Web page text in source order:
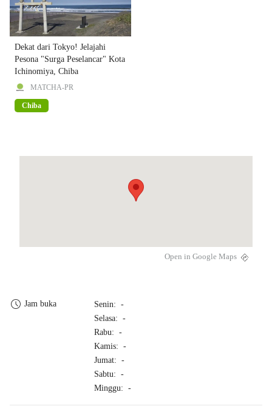
Dekat dari Tokyo! Jelajahi
Pesona "Surga Peselancar" Kota
Ichinomiya, Chiba
MATCHA-PR
Chiba
Open in Google Maps
Jam buka
Senin: -
Selasa: -
Rabu: -
Kamis: -
Jumat: -
Sabtu: -
Minggu: -